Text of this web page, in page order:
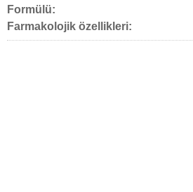
Formülü:
Farmakolojik özellikleri: